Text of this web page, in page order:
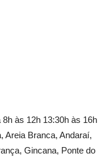
às 12h 13:30h às 16h
Areia Branca, Andaraí,
Gincana, Ponte do